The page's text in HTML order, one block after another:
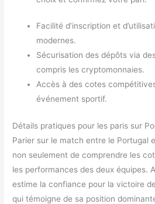
Facilité d’inscription et
modernes.
Sécurisation des dépôts via
compris les cryptomonnaies.
Accès à des cotes
événement sportif.
Détails pratiques pour les paris sur
Parier sur le match entre le Portugal
non seulement de comprendre les
les performances des deux équipes.
estime la confiance pour la victoire
qui témoigne de sa position